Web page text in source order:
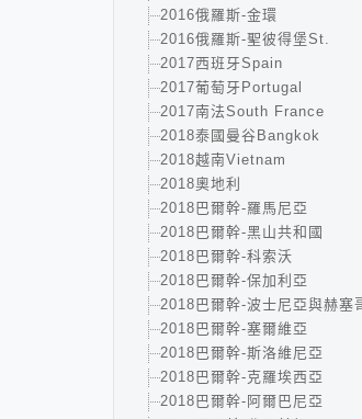
2016俄羅斯-金環
2016俄羅斯-聖彼得堡St.
2017西班牙Spain
2017葡萄牙Portugal
2017南法South France
2018泰國曼谷Bangkok
2018越南Vietnam
2018奧地利
2018巴爾幹-羅馬尼亞
2018巴爾幹-黑山共和國
2018巴爾幹-科索沃
2018巴爾幹-保加利亞
2018巴爾幹-波士尼亞與赫塞
2018巴爾幹-塞爾維亞
2018巴爾幹-斯洛維尼亞
2018巴爾幹-克羅埃西亞
2018巴爾幹-阿爾巴尼亞